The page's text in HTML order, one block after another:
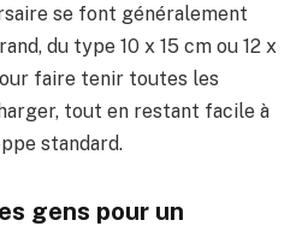
se font généralement
du type 10 x 15 cm ou 12 x
faire tenir toutes les
tout en restant facile à
standard.
gens pour un